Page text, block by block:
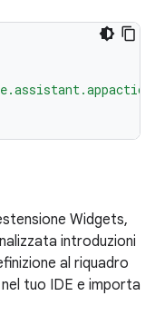
Widgets,
introduzioni
al riquadro
tuo IDE e importa